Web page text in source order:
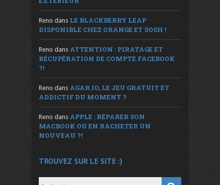
Reno dans LE BLACKBERRY LEAP
DISPONIBLE CHEZ ORANGE ET SOSH !
Reno dans ATTENTION : PIRATAGE ET
RÉCUPÉRATION DE COMPTE FACEBOOK
?!
Reno dans AGAR.IO, LE JEU GRATUIT ET
ADDICTIF DU MOMENT ?
Reno dans APPLE : RÉPARER SON
MACBOOK OU EN RACHETER UN
NOUVEAU ?!
TROUVEZ SUR LE SITE :)